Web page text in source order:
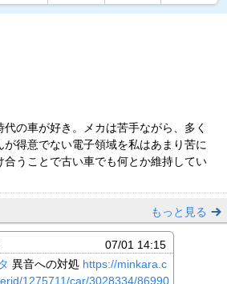
代の車が好き。メカは苦手ながら、多く
が得意でない電子領域を私はあまり苦に
合うことで古い車でも何とか維持してい
もっと見る
07/01 14:15
異音への対処 https://minkara.c
1275711/car/3028334/86990